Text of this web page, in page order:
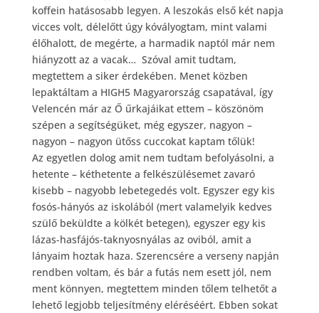
koffein hatásosabb legyen. A leszokás első két napja
vicces volt, délelőtt úgy kóvályogtam, mint valami
élőhalott, de megérte, a harmadik naptól már nem
hiányzott az a vacak… Szóval amit tudtam,
megtettem a siker érdekében. Menet közben
lepaktáltam a HIGH5 Magyarország csapatával, így
Velencén már az Ő űrkajáikat ettem – köszönöm
szépen a segítségüket, még egyszer, nagyon –
nagyon – nagyon ütőss cuccokat kaptam tőlük!
Az egyetlen dolog amit nem tudtam befolyásolni, a
hetente – kéthetente a felkészülésemet zavaró
kisebb – nagyobb lebetegedés volt. Egyszer egy kis
fosós-hányós az iskolából (mert valamelyik kedves
szülő beküldte a kölkét betegen), egyszer egy kis
lázas-hasfájós-taknyosnyálas az oviból, amit a
lányaim hoztak haza. Szerencsére a verseny napján
rendben voltam, és bár a futás nem esett jól, nem
ment könnyen, megtettem minden tőlem telhetőt a
lehető legjobb teljesítmény eléréséért. Ebben sokat